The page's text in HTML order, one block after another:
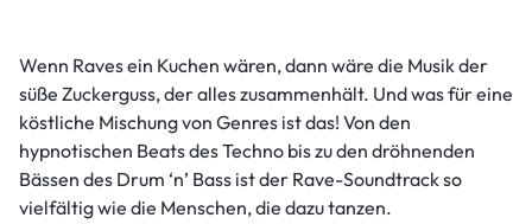
Wenn Raves ein Kuchen wären, dann wäre die Musik der
süße Zuckerguss, der alles zusammenhält. Und was für eine
köstliche Mischung von Genres ist das! Von den
hypnotischen Beats des Techno bis zu den dröhnenden
Bässen des Drum ‘n’ Bass ist der Rave-Soundtrack so
vielfältig wie die Menschen, die dazu tanzen.